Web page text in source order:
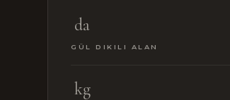
da
GÜL DIKILI ALAN
kg